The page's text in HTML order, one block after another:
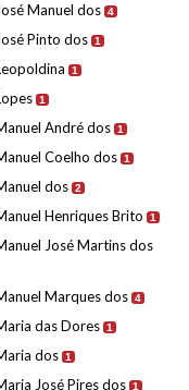
Manuel dos 4
Pinto dos 1
1
1
André dos 1
Coelho dos 1
dos 2
Henriques Brito 1
José Martins dos
Marques dos 4
das Dores 1
dos 1
José Pires dos 1